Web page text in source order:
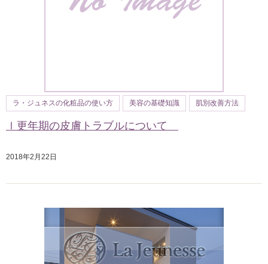
ラ・ジュネスの化粧品の使い方 美容の基礎知識 肌別改善方法
ｌ更年期の皮膚トラブルについて
2018年2月22日